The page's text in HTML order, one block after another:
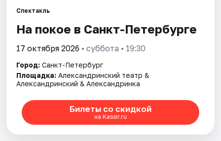
Спектакль
На покое в Санкт-Петербурге
17 октября 2026 • суббота • 19:30
Город: Санкт-Петербург
Площадка: Александринский театр &
Александринский & Александринка
Билеты со скидкой
на Kassir.ru